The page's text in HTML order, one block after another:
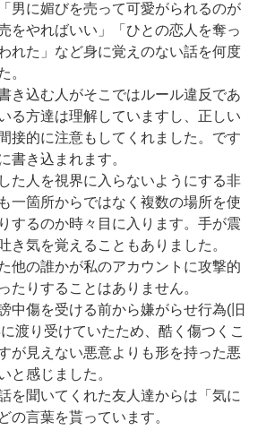
男に媚びを売って可愛がられるのが
をやればいい」「ひとの恋人を奪っ
れた」など身に覚えのない話を何度
。
き込む人がそこではルール違反であ
る方達は理解していますし、正しい
接的に注意もしてくれました。です
書き込まれます。
た人を視界に入らないようにする非
一箇所からではなく複数の場所を使
するのか時々目に入ります。手が震
き気を覚えることもありました。
他の誰かが私のアカウントに攻撃的
たりすることはありません。
中傷を受ける前から嫌がらせ行為(旧
渡り受けていたため、酷く傷つくこ
が見えない悪意よりも形を持った悪
と感じました。
を聞いてくれた友人達からは「気に
の言葉を貰っています。